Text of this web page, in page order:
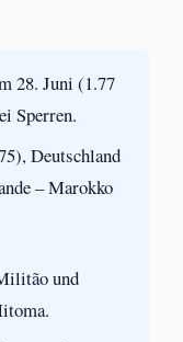
28. Juni (1.77
Sperren.
Deutschland
– Marokko
und